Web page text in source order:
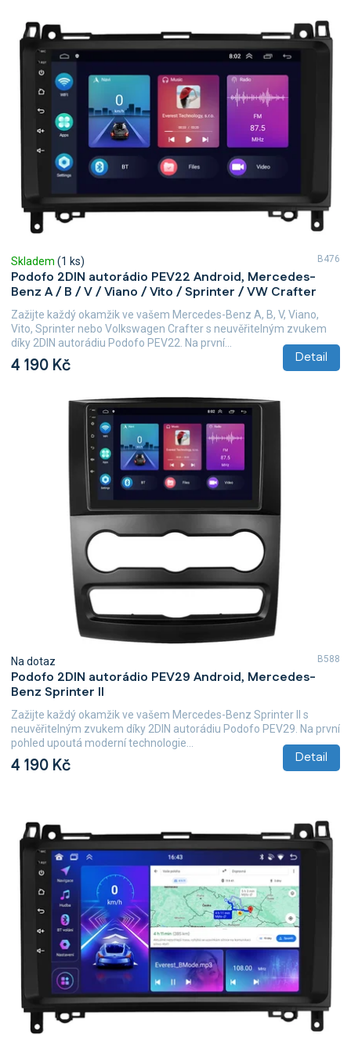
Podofo 2DIN autorádio PEV22 Android, Mercedes-
Benz A / B / V / Viano / Vito / Sprinter / VW Crafter
Skladem (1 ks)
4 190 Kč Detail
Zažijte každý okamžik ve vašem Mercedes-Benz A, B, V, Viano,
Vito, Sprinter nebo Volkswagen Crafter s neuvěřitelným zvukem
díky 2DIN autorádiu Podofo PEV22. Na první...
B476
Podofo 2DIN autorádio PEV29 Android, Mercedes-
Benz Sprinter II
Na dotaz
4 190 Kč Detail
Zažijte každý okamžik ve vašem Mercedes-Benz Sprinter II s
neuvěřitelným zvukem díky 2DIN autorádiu Podofo PEV29. Na první
pohled upoutá moderní technologie...
B588